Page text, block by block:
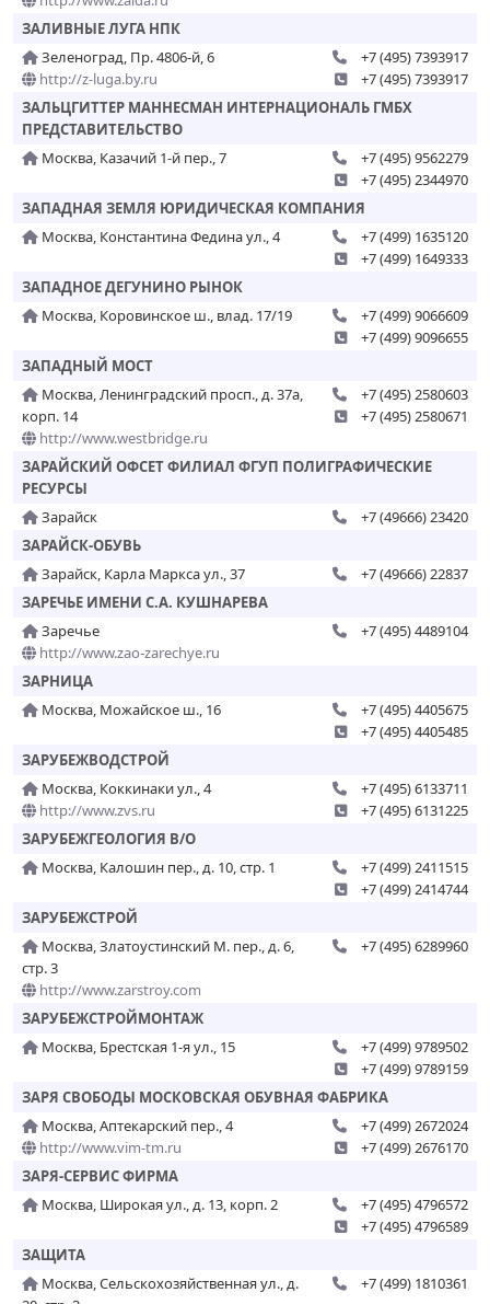
ЗАЛИВНЫЕ ЛУГА НПК
Зеленоград, Пр. 4806-й, 6
http://z-luga.by.ru
+7 (495) 7393917
+7 (495) 7393917
ЗАЛЬЦГИТТЕР МАННЕСМАН ИНТЕРНАЦИОНАЛЬ ГМБХ
ПРЕДСТАВИТЕЛЬСТВО
Москва, Казачий 1-й пер., 7
+7 (495) 9562279
+7 (495) 2344970
ЗАПАДНАЯ ЗЕМЛЯ ЮРИДИЧЕСКАЯ КОМПАНИЯ
Москва, Константина Федина ул., 4
+7 (499) 1635120
+7 (499) 1649333
ЗАПАДНОЕ ДЕГУНИНО РЫНОК
Москва, Коровинское ш., влад. 17/19
+7 (499) 9066609
+7 (499) 9096655
ЗАПАДНЫЙ МОСТ
Москва, Ленинградский просп., д. 37а,
корп. 14
http://www.westbridge.ru
+7 (495) 2580603
+7 (495) 2580671
ЗАРАЙСКИЙ ОФСЕТ ФИЛИАЛ ФГУП ПОЛИГРАФИЧЕСКИЕ
РЕСУРСЫ
Зарайск
+7 (49666) 23420
ЗАРАЙСК-ОБУВЬ
Зарайск, Карла Маркса ул., 37
+7 (49666) 22837
ЗАРЕЧЬЕ ИМЕНИ С.А. КУШНАРЕВА
Заречье
http://www.zao-zarechye.ru
+7 (495) 4489104
ЗАРНИЦА
Москва, Можайское ш., 16
+7 (495) 4405675
+7 (495) 4405485
ЗАРУБЕЖВОДСТРОЙ
Москва, Коккинаки ул., 4
http://www.zvs.ru
+7 (495) 6133711
+7 (495) 6131225
ЗАРУБЕЖГЕОЛОГИЯ В/О
Москва, Калошин пер., д. 10, стр. 1
+7 (499) 2411515
+7 (499) 2414744
ЗАРУБЕЖСТРОЙ
Москва, Златоустинский М. пер., д. 6,
стр. 3
http://www.zarstroy.com
+7 (495) 6289960
ЗАРУБЕЖСТРОЙМОНТАЖ
Москва, Брестская 1-я ул., 15
+7 (499) 9789502
+7 (499) 9789159
ЗАРЯ СВОБОДЫ МОСКОВСКАЯ ОБУВНАЯ ФАБРИКА
Москва, Аптекарский пер., 4
http://www.vim-tm.ru
+7 (499) 2672024
+7 (499) 2676170
ЗАРЯ-СЕРВИС ФИРМА
Москва, Широкая ул., д. 13, корп. 2
+7 (495) 4796572
+7 (495) 4796589
ЗАЩИТА
Москва, Сельскохозяйственная ул., д.
+7 (499) 1810361